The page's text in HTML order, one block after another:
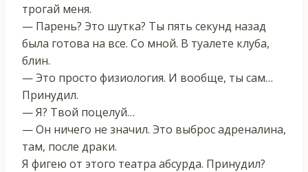
трогай меня.
— Парень? Это шутка? Ты пять секунд назад
была готова на все. Со мной. В туалете клуба,
блин.
— Это просто физиология. И вообще, ты сам…
Принудил.
— Я? Твой поцелуй…
— Он ничего не значил. Это выброс адреналина,
там, после драки.
Я фигею от этого театра абсурда. Принудил?